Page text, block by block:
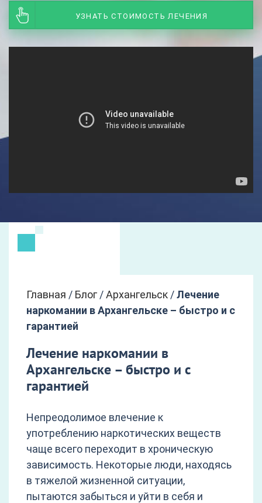
УЗНАТЬ СТОИМОСТЬ ЛЕЧЕНИЯ
Главная / Блог /Архангельск /Лечение
наркомании в Архангельске – быстро и с
гарантией
Лечение наркомании в
Архангельске – быстро и с
гарантией
Непреодолимое влечение к
употреблению наркотических веществ
чаще всего переходит в хроническую
зависимость. Некоторые люди, находясь
в тяжелой жизненной ситуации,
пытаются забыться и уйти в себя и